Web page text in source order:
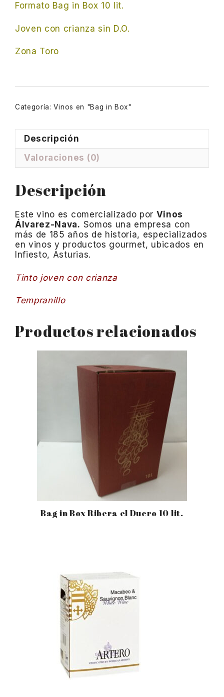
Formato Bag in Box 10 lit.
Joven con crianza sin D.O.
Zona Toro
Categoría:Vinos en "Bag in Box"
Descripción
Valoraciones (0)
Descripción
Este vino es comercializado por Vinos
Álvarez-Nava. Somos una empresa con
más de 185 años de historia, especializados
en vinos y productos gourmet, ubicados en
Infiesto, Asturias.
Tinto joven con crianza
Tempranillo
Productos relacionados
Bag in Box Ribera el Duero 10 lit.